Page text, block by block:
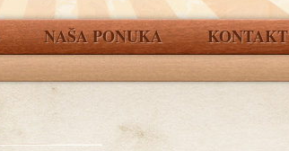
NAŠA PONUKA KONTAKT